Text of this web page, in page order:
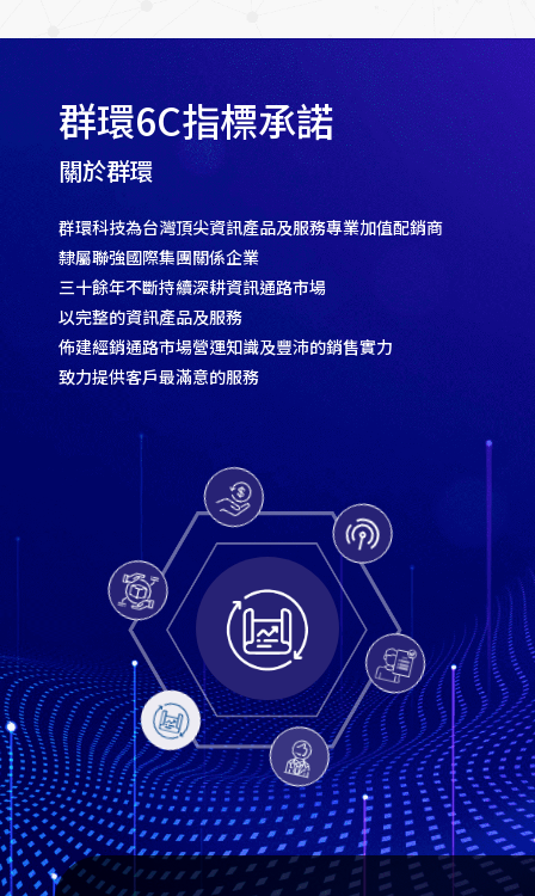
群環6C指標承諾
關於群環
群環科技為台灣頂尖資訊產品及服務專業加值配銷商
隸屬聯強國際集團關係企業
三十餘年不斷持續深耕資訊通路市場
以完整的資訊產品及服務
佈建經銷通路市場營運知識及豐沛的銷售實力
致力提供客戶最滿意的服務